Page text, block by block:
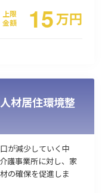
上限
金額
15万円
材居住環境整
が減少していく中
護事業所に対し、家
の確保を促進しま